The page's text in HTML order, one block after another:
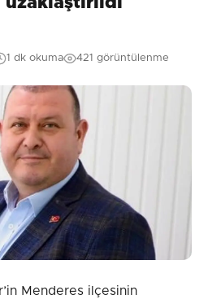
1 dk okuma 421 görüntülenme
Menderes ilçesinin